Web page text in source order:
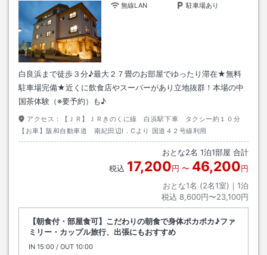
無線LAN
駐車場あり
白良浜まで徒歩３分♪最大２７畳のお部屋でゆったり滞在★無料
駐車場完備★近くに飲食店やスーパーがあり立地抜群！本場の中
国茶体験（※要予約）も♪
アクセス：
【ＪＲ】ＪＲきのくに線 白浜駅下車 タクシー約１０分
【お車】阪和自動車道 南紀田辺I．Cより 国道４２号線利用
おとな2名 1泊1部屋 合計
税込 17,200円 〜 46,200円
おとな1名 (2名1室)｜ 1泊
税込 8,600円〜23,100円
【朝食付・部屋食可】こだわりの朝食で身体ポカポカ♪ファ
ミリー・カップル旅行、出張にもおすすめ
IN チェックイン
15:00 / OUT チェックアウト
10:00